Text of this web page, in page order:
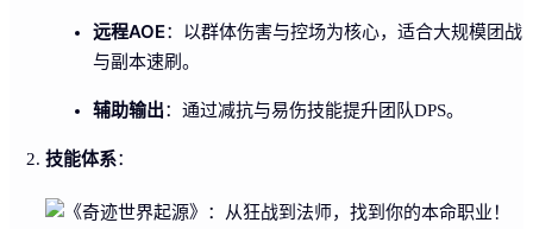
远程AOE：以群体伤害与控场为核心，适合大规模团战
与副本速刷。
辅助输出：通过减抗与易伤技能提升团队DPS。
技能体系：